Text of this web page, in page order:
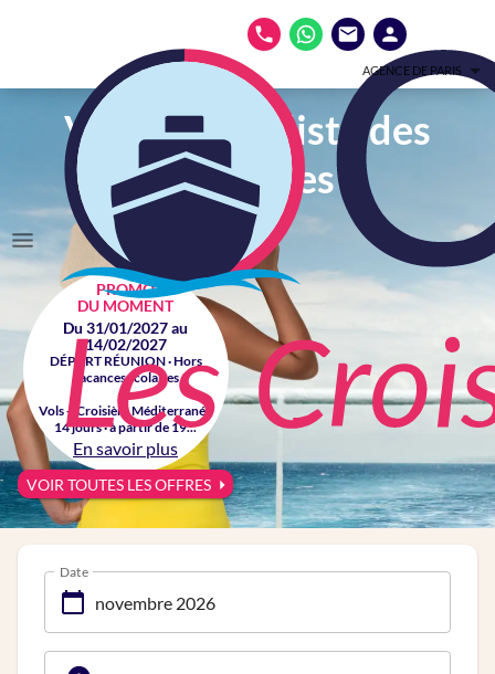
AGENCE DE PARIS
Votre spécialiste des
croisières
PROMO
DU MOMENT
Du 31/01/2027 au
14/02/2027
DÉPART RÉUNION · Hors
vacances scolaires
Vols + Croisière Méditerranée
14 jours · à partir de 19...
En savoir plus
VOIR TOUTES LES OFFRES
Date